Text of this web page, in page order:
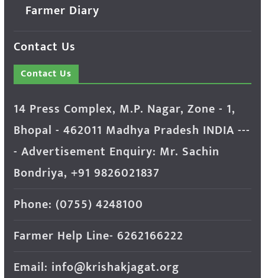
Farmer Diary
Contact Us
Contact Us
14 Press Complex, M.P. Nagar, Zone - 1,
Bhopal - 462011 Madhya Pradesh INDIA ---
- Advertisement Enquiry: Mr. Sachin
Bondriya, +91 9826021837
Phone: (0755) 4248100
Farmer Help Line- 6262166222
Email: info@krishakjagat.org